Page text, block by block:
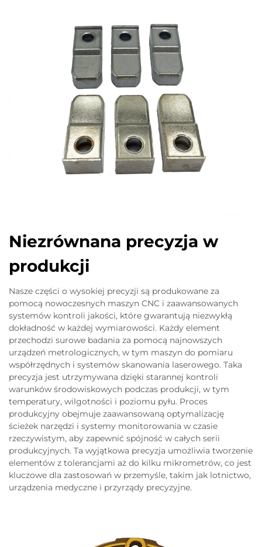
Niezrównana precyzja w
produkcji
Nasze części o wysokiej precyzji są produkowane za
pomocą nowoczesnych maszyn CNC i zaawansowanych
systemów kontroli jakości, które gwarantują niezwykłą
dokładność w każdej wymiarowości. Każdy element
przechodzi surowe badania za pomocą najnowszych
urządzeń metrologicznych, w tym maszyn do pomiaru
współrzędnych i systemów skanowania laserowego. Taka
precyzja jest utrzymywana dzięki starannej kontroli
warunków środowiskowych podczas produkcji, w tym
temperatury, wilgotności i poziomu pyłu. Proces
produkcyjny obejmuje zaawansowaną optymalizację
ścieżek narzędzi i systemy monitorowania w czasie
rzeczywistym, aby zapewnić spójność w całych serii
produkcyjnych. Ta wyjątkowa precyzja umożliwia tworzenie
elementów z tolerancjami aż do kilku mikrometrów, co jest
kluczowe dla zastosowań w przemyśle, takim jak lotnictwo,
urządzenia medyczne i przyrządy precyzyjne.